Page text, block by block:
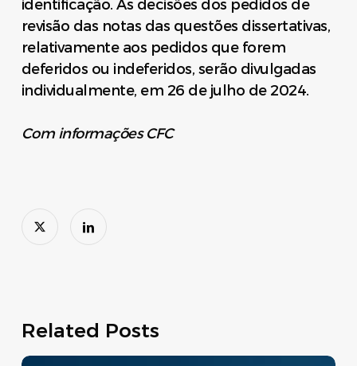
identificação. As decisões dos pedidos de
revisão das notas das questões dissertativas,
relativamente aos pedidos que forem
deferidos ou indeferidos, serão divulgadas
individualmente, em 26 de julho de 2024.
Com informações CFC
Related Posts